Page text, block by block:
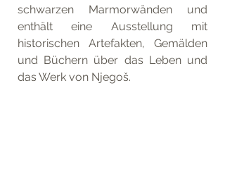
schwarzen Marmorwänden und
enthält eine Ausstellung mit
historischen Artefakten, Gemälden
und Büchern über das Leben und
das Werk von Njegoš.